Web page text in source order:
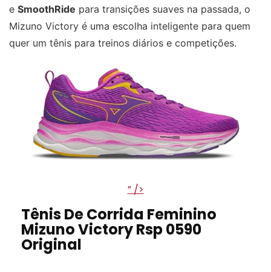
e SmoothRide para transições suaves na passada, o
Mizuno Victory é uma escolha inteligente para quem
quer um tênis para treinos diários e competições.
” />
Tênis De Corrida Feminino
Mizuno Victory Rsp 0590
Original